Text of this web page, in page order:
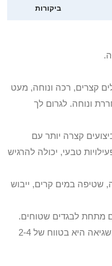
ביקורות
קצרים, רכה ונוחה, מעט
ונוחה. לגרום לך
קצרה יותר עם
טבעי, יכולה להרגיש
שטיפה במים קרים, ייבוש
מתחת לבגדים שטוחים.
בגלל שיטות מדידה שונות, זה נורמלי שהשגיאה היא בטווח של 2-4